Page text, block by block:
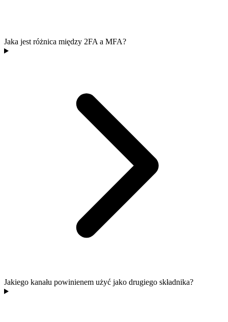
Jaka jest różnica między 2FA a MFA?
Jakiego kanału powinienem użyć jako drugiego składnika?